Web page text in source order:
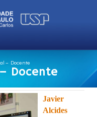
– Docente
Docente
Javier
Alcides